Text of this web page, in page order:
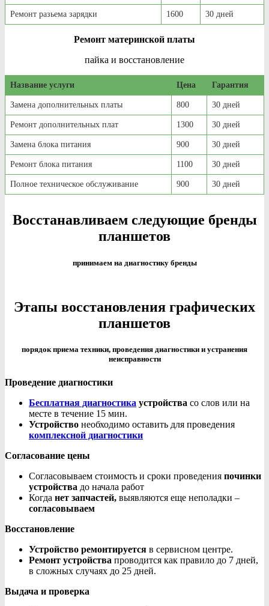
Ремонт разьема зарядки 1600 30 дней
Ремонт материнской платы
пайка и восстановление
Название услуги Цена Гарантия
Замена дополнительных платы 800 30 дней
Ремонт дополнительных плат 1300 30 дней
Замена блока питания 900 30 дней
Ремонт блока питания 1100 30 дней
Полное техническое обслуживание 900 30 дней
Восстанавливаем следующие бренды
планшетов
принимаем на диагностику бренды
Этапы восстановления графических
планшетов
порядок приема техники, проведения диагностики и устранения
неисправности
Проведение диагностики
Бесплатная диагностика устройства со слов или на
месте в течение 15 мин.
Устройство необходимо оставить для проведения
комплексной диагностики
Согласование цены
Согласовываем стоимость и сроки проведения починки
устройства до начала работ
Когда нет запчастей, выявляются еще неполадки –
согласовываем
Восстановление
Устройство ремонтируется в сервисном центре.
Ремонт устройства проводится как правило до 7 дней,
в сложных случаях до 25 дней.
Выдача и проверка